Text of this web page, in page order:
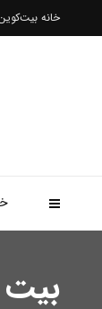
خانه
بیت